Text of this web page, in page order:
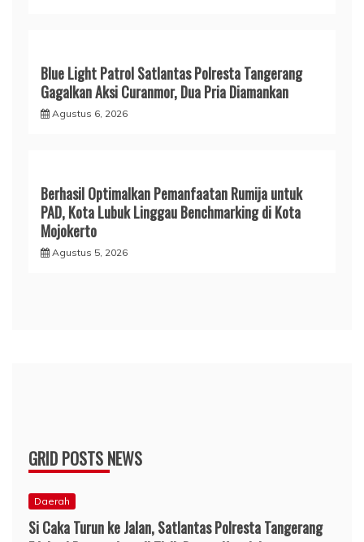
Blue Light Patrol Satlantas Polresta Tangerang
Gagalkan Aksi Curanmor, Dua Pria Diamankan
Agustus 6, 2026
Berhasil Optimalkan Pemanfaatan Rumija untuk
PAD, Kota Lubuk Linggau Benchmarking di Kota
Mojokerto
Agustus 5, 2026
GRID POSTS NEWS
Daerah
Si Caka Turun ke Jalan, Satlantas Polresta Tangerang